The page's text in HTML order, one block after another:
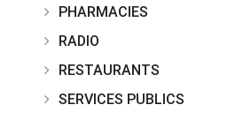
PHARMACIES
RADIO
RESTAURANTS
SERVICES PUBLICS